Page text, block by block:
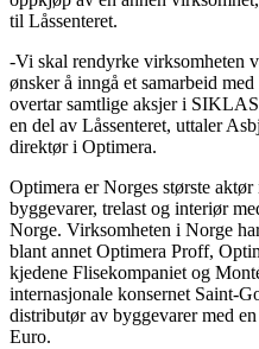
til Låssenteret.
-Vi skal rendyrke virksomheten
ønsker å inngå et samarbeid
overtar samtlige aksjer i
en del av Låssenteret, uttaler
direktør i Optimera.
Optimera er Norges største
byggevarer, trelast og interiør
Norge. Virksomheten i Norge
blant annet Optimera Proff,
kjedene Flisekompaniet og
internasjonale konsernet Saint-
distributør av byggevarer med
Euro.